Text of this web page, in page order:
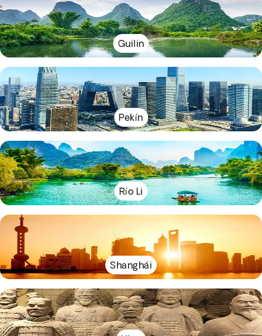
Guilin
Pekín
Río Li
Shanghái